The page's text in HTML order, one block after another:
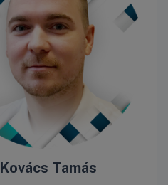
Kovács Tamás